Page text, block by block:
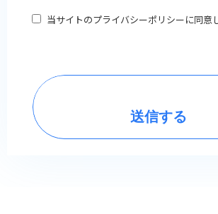
要最低限の情報を応募者の方の同意なく、
理するものとし、また当社の採用活動の
の規定により管理・処分するものとし、
の書類は返却致しません。
個人情報の内容について、提供者本人が
当サイトのプライバシーポリシーに同意